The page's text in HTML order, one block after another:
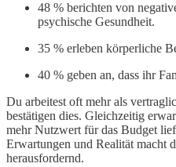
48 % berichten von
psychische Gesundheit.
35 % erleben körperliche
40 % geben an, dass ihr
Du arbeitest oft mehr als
bestätigen dies. Gleichzeitig
mehr Nutzwert für das Budget
Erwartungen und Realität macht
herausfordernd.